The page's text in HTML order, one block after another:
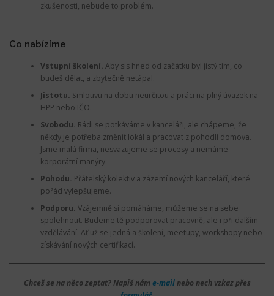
zkušenosti, nebude to problém.
Co nabízíme
Vstupní školení. Aby sis hned od začátku byl jistý tím, co
budeš dělat, a zbytečně netápal.
Jistotu. Smlouvu na dobu neurčitou a práci na plný úvazek na
HPP nebo IČO.
Svobodu. Rádi se potkáváme v kanceláři, ale chápeme, že
někdy je potřeba změnit lokál a pracovat z pohodlí domova.
Jsme malá firma, nesvazujeme se procesy a nemáme
korporátní manýry.
Pohodu. Přátelský kolektiv a zázemí nových kanceláří, které
pořád vylepšujeme.
Podporu. Vzájemně si pomáháme, můžeme se na sebe
spolehnout. Budeme tě podporovat pracovně, ale i při dalším
vzdělávání. Ať už se jedná a školení, meetupy, workshopy nebo
získávání nových certifikací.
Chceš se na něco zeptat? Napiš nám e-mailnebo nech vzkaz přes